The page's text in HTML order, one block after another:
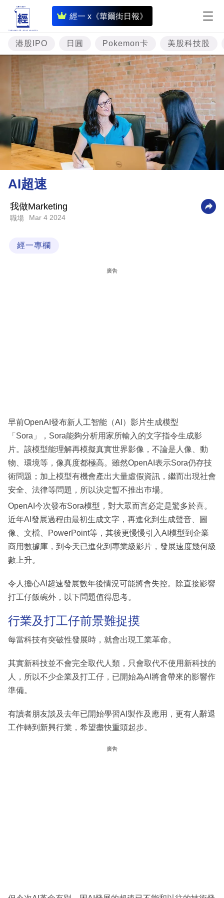
經一 x《華爾街日報》
即
時
財
經
投
資
市
理
商
業
閱
專
區
港股IPO 日圓 Pokemon卡 美股科技股
AI超速
我做Marketing
職場 Mar 4 2024
經一專欄
廣告
早前OpenAI發布新人工智能（AI）影片生成模型
「Sora」，Sora能夠分析用家所輸入的文字指令生成影
片。該模型能理解再模擬真實世界影像，不論是人像、動
物、環境等，像真度都極高。雖然OpenAI表示Sora仍存技
術問題；加上模型有機會產出大量虛假資訊，繼而出現社會
安全、法律等問題，所以決定暫不推出巿場。
OpenAI今次發布Sora模型，對大眾而言必定是驚多於喜。
近年AI發展過程由最初生成文字，再進化到生成聲音、圖
像、文檔、PowerPoint等，其後更慢慢引入AI模型到企業
商用數據庫，到今天已進化到專業級影片，發展速度幾何級
數上升。
令人擔心AI超速發展數年後情況可能將會失控。除直接影響
打工仔飯碗外，以下問題值得思考。
行業及打工仔前景難捉摸
每當科技有突破性發展時，就會出現工業革命。
其實新科技並不會完全取代人類，只會取代不使用新科技的
人，所以不少企業及打工仔，已開始為AI將會帶來的影響作
準備。
有讀者朋友談及去年已開始學習AI製作及應用，更有人辭退
工作轉到新興行業，希望盡快重頭起步。
廣告